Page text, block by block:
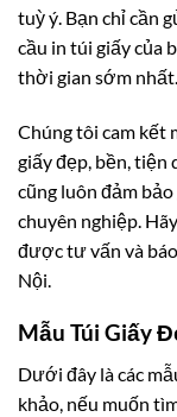
tuỳ ý. Bạn chỉ cần
cầu in túi giấy của
thời gian sớm nhất.
Chúng tôi cam kết
giấy đẹp, bền, tiện
cũng luôn đảm
chuyên nghiệp.
được tư vấn và
Nội.
Mẫu Túi Giấy
Dưới đây là các
khảo, nếu muốn